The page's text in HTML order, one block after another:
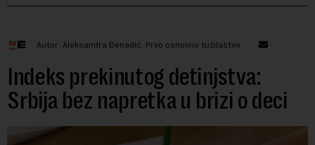
Autor: Aleksandra Đenadić, Prvo osnovno tužilaštvo
Indeks prekinutog detinjstva:
Srbija bez napretka u brizi o deci